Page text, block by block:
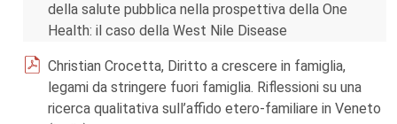
della salute pubblica nella prospettiva della One
Health: il caso della West Nile Disease
Christian Crocetta, Diritto a crescere in famiglia,
legami da stringere fuori famiglia. Riflessioni su una
ricerca qualitativa sull’affido etero-familiare in Veneto